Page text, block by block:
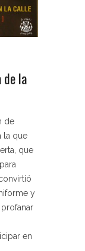
de la
de
la que
que
y
en